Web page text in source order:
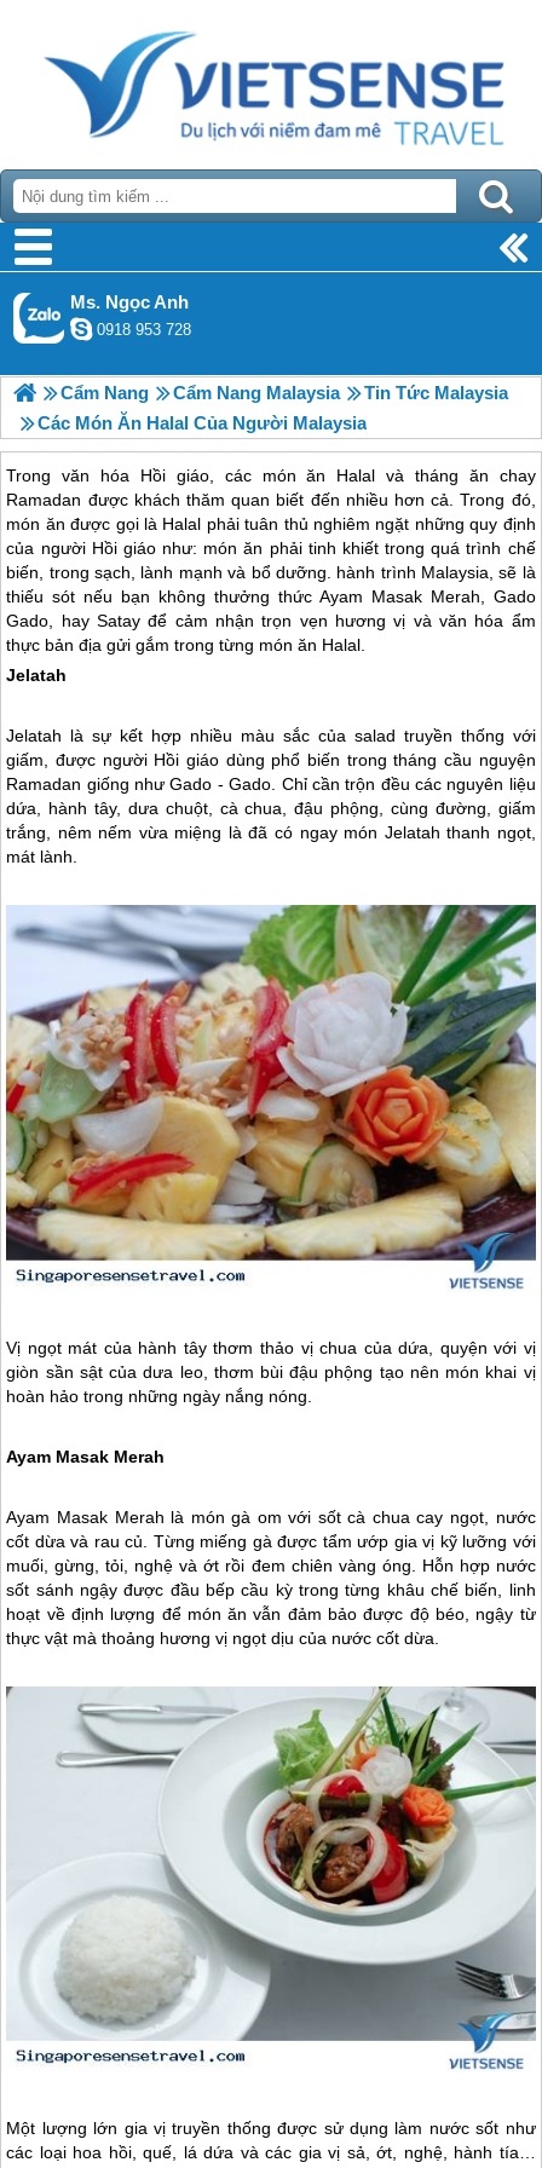
Ms. Ngọc Anh
0918 953 728
Cẩm Nang Cẩm Nang Malaysia
Tin Tức Malaysia
Các Món Ăn Halal Của Người Malaysia
Trong văn hóa Hồi giáo, các món ăn Halal và tháng ăn chay
Ramadan được khách thăm quan biết đến nhiều hơn cả. Trong đó,
món ăn được gọi là Halal phải tuân thủ nghiêm ngặt những quy định
của người Hồi giáo như: món ăn phải tinh khiết trong quá trình chế
biến, trong sạch, lành mạnh và bổ dưỡng. hành trình Malaysia, sẽ là
thiếu sót nếu bạn không thưởng thức Ayam Masak Merah, Gado
Gado, hay Satay để cảm nhận trọn vẹn hương vị và văn hóa ẩm
thực bản địa gửi gắm trong từng món ăn Halal.
Jelatah
Jelatah là sự kết hợp nhiều màu sắc của salad truyền thống với
giấm, được người Hồi giáo dùng phổ biến trong tháng cầu nguyện
Ramadan giống như Gado - Gado. Chỉ cần trộn đều các nguyên liệu
dứa, hành tây, dưa chuột, cà chua, đậu phộng, cùng đường, giấm
trắng, nêm nếm vừa miệng là đã có ngay món Jelatah thanh ngọt,
mát lành.
Vị ngọt mát của hành tây thơm thảo vị chua của dứa, quyện với vị
giòn sần sật của dưa leo, thơm bùi đậu phộng tạo nên món khai vị
hoàn hảo trong những ngày nắng nóng.
Ayam Masak Merah
Ayam Masak Merah là món gà om với sốt cà chua cay ngọt, nước
cốt dừa và rau củ. Từng miếng gà được tẩm ướp gia vị kỹ lưỡng với
muối, gừng, tỏi, nghệ và ớt rồi đem chiên vàng óng. Hỗn hợp nước
sốt sánh ngậy được đầu bếp cầu kỳ trong từng khâu chế biến, linh
hoạt về định lượng để món ăn vẫn đảm bảo được độ béo, ngậy từ
thực vật mà thoảng hương vị ngọt dịu của nước cốt dừa.
Một lượng lớn gia vị truyền thống được sử dụng làm nước sốt như
các loại hoa hồi, quế, lá dứa và các gia vị sả, ớt, nghệ, hành tía…